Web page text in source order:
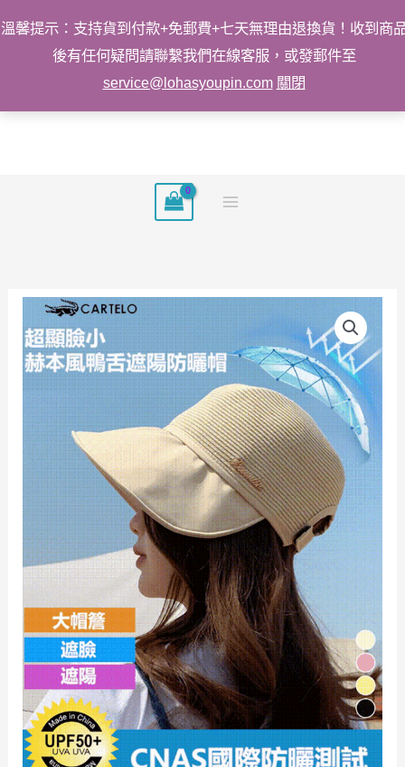
溫馨提示：支持貨到付款+免郵費+七天無理由退換貨！收到商
後有任何疑問請聯繫我們在線客服，或發郵件至
service@lohasyoupin.com 關閉